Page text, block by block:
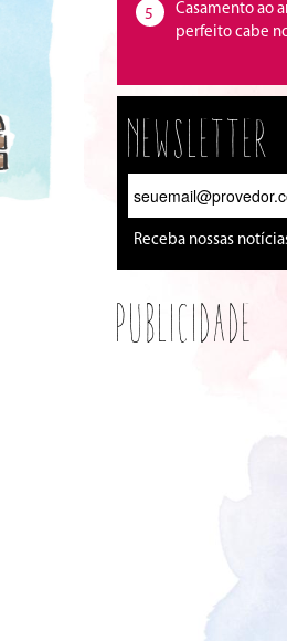
5
Casamento ao
perfeito cabe
Newsletter
Receba nossas
Publicidade